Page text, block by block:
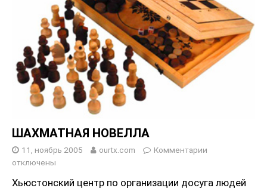
ШАХМАТНАЯ НОВЕЛЛА
11, ноябрь 2005 ourtx.com
Комментарии
отключены
Хьюстонский центр по организации досуга людей